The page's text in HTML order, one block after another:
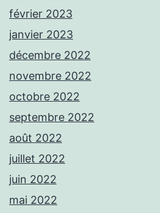
février 2023
janvier 2023
décembre 2022
novembre 2022
octobre 2022
septembre 2022
août 2022
juillet 2022
juin 2022
mai 2022